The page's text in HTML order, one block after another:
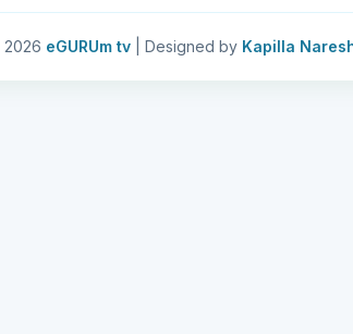
2026 eGURUm tv| Designed by Kapilla